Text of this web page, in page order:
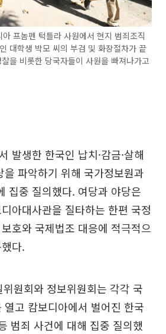
프놈펜 턱틀라 사원에서 현지 범죄조직
대학생 박모 씨의 부검 및 화장절차가 끝
을 비롯한 당국자들이 사원을 빠져나가고
발생한 한국인 납치·감금·살해
을 파악하기 위해 국가정보원과
집중 질의했다. 여당과 야당은
아대사관을 질타하는 한편 국정
호와 국제법조 대응에 적극적으
다.
원회와 정보위원회는 각각 국
열고 캄보디아에서 벌어진 한국
범죄 사건에 대해 집중 질의했